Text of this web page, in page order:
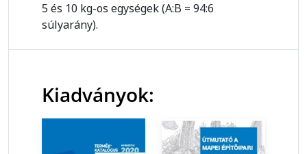
5 és 10 kg-os egységek (A:B = 94:6
súlyarány).
Kiadványok: